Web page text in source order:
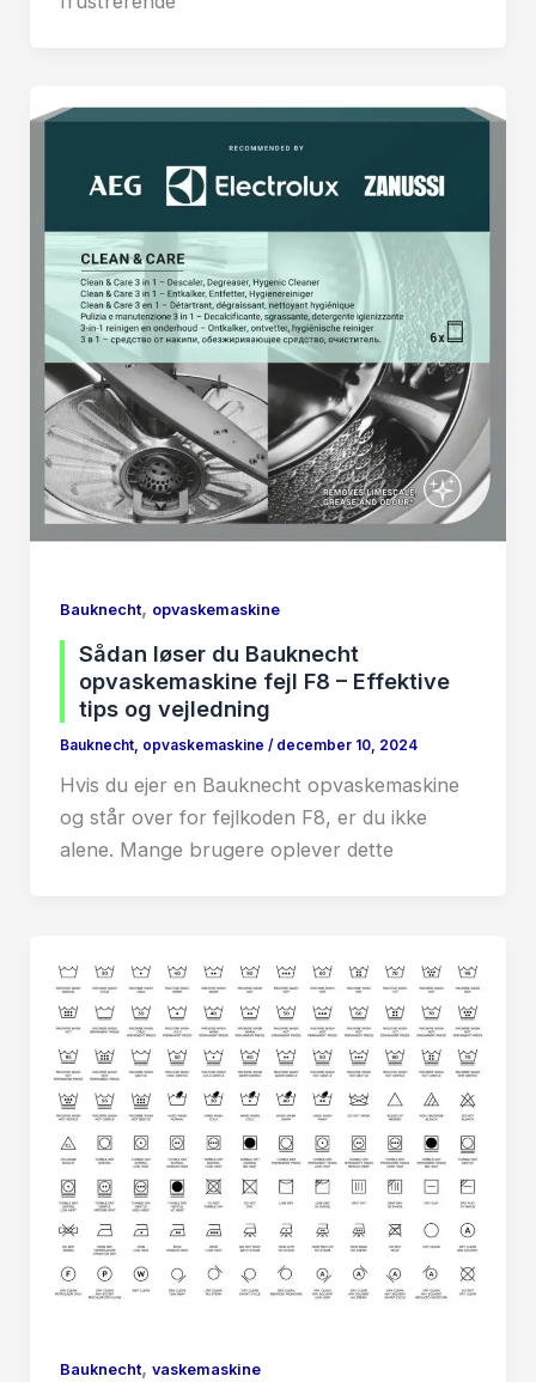
Bauknecht, opvaskemaskine
Sådan løser du Bauknecht
opvaskemaskine fejl F8 – Effektive
tips og vejledning
Bauknecht, opvaskemaskine / december 10, 2024
Hvis du ejer en Bauknecht opvaskemaskine
og står over for fejlkoden F8, er du ikke
alene. Mange brugere oplever dette
Bauknecht, vaskemaskine